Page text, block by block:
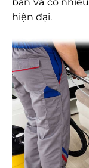
hiện đại.